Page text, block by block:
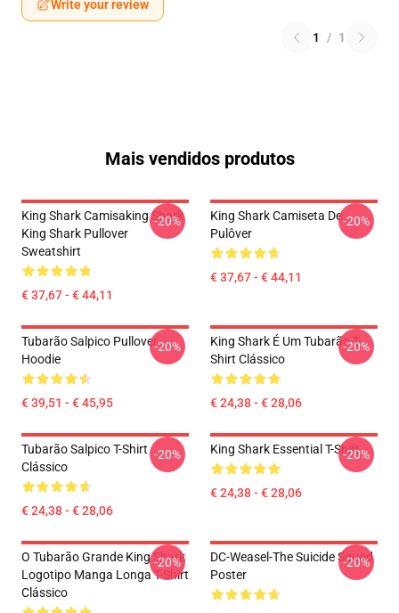
Write your review
1 / 1
Mais vendidos produtos
King Shark Camisaking Shark
King Shark Pullover
Sweatshirt
€ 37,67 - € 44,11
-20%
King Shark Camiseta De
Pulôver
€ 37,67 - € 44,11
-20%
Tubarão Salpico Pullover
Hoodie
€ 39,51 - € 45,95
-20%
King Shark É Um Tubarão T-
Shirt Clássico
€ 24,38 - € 28,06
-20%
Tubarão Salpico T-Shirt
Clássico
€ 24,38 - € 28,06
-20% King Shark Essential T-Shirt
€ 24,38 - € 28,06
-20%
O Tubarão Grande King Shark
Logotipo Manga Longa T-Shirt
Clássico
-20%
DC-Weasel-The Suicide Squad
Poster
-20%